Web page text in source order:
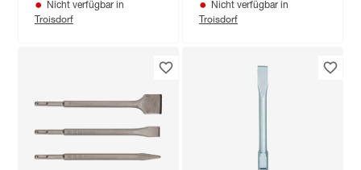
Nicht verfügbar in
Troisdorf
Nicht verfügbar in
Troisdorf